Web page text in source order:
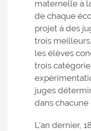
maternelle à
de chaque
projet à des
trois
les élèves
trois
juges
dans chacune
L’an dernier,